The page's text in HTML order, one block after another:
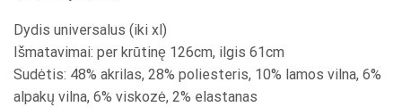
Dydis universalus (iki xl)
Išmatavimai: per krūtinę 126cm, ilgis 61cm
Sudėtis: 48% akrilas, 28% poliesteris, 10% lamos vilna, 6%
alpakų vilna, 6% viskozė, 2% elastanas